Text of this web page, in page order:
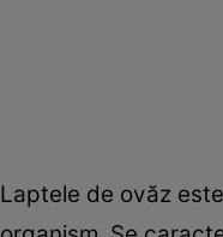
Laptele de ovăz